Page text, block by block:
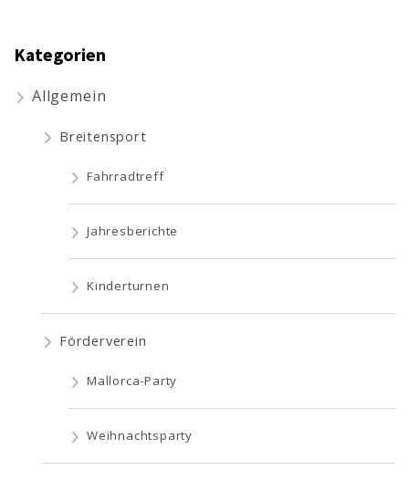
Kategorien
Allgemein
Breitensport
Fahrradtreff
Jahresberichte
Kinderturnen
Förderverein
Mallorca-Party
Weihnachtsparty